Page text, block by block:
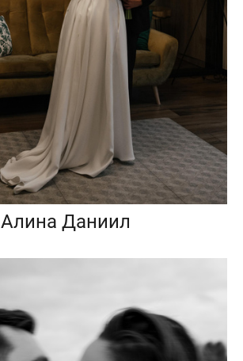
Алина Даниил